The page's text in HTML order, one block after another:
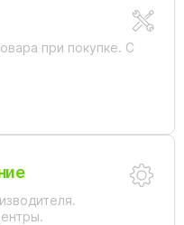
при покупке. С